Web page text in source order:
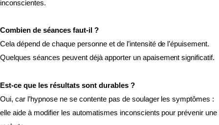
inconscientes.
Combien de séances faut-il ?
Cela dépend de chaque personne et de l’intensité de l’épuisement.
Quelques séances peuvent déjà apporter un apaisement significatif.
Est-ce que les résultats sont durables ?
Oui, car l’hypnose ne se contente pas de soulager les symptômes :
elle aide à modifier les automatismes inconscients pour prévenir une